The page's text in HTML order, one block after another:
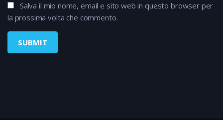
Salva il mio nome, email e sito web in questo browser per
la prossima volta che commento.